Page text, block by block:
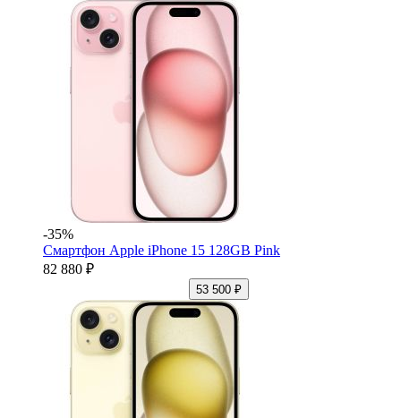
-35%
Смартфон Apple iPhone 15 128GB Pink
82 880 ₽
53 500 ₽